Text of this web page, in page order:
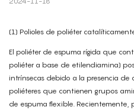
(1) Polioles de poliéter
El poliéter de espuma rígida que
poliéter a base de etilendiamina)
intrínsecas debido a la presencia de
poliéteres que contienen grupos
de espuma flexible. Recientemente,